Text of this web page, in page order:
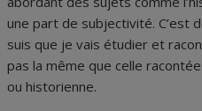
une part de subjectivité. C’est
suis que je vais étudier et
pas la même que celle
ou historienne.